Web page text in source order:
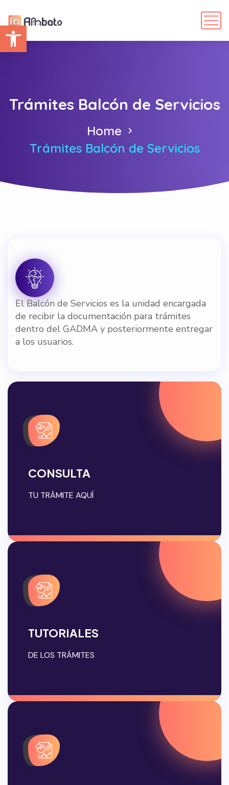
Abrir barra de herramientas
Trámites Balcón de Servicios
Home
Trámites Balcón de Servicios
El Balcón de Servicios es la unidad encargada
de recibir la documentación para trámites
dentro del GADMA y posteriormente entregar
a los usuarios.
CONSULTA
TU TRÁMITE AQUÍ
TUTORIALES
DE LOS TRÁMITES